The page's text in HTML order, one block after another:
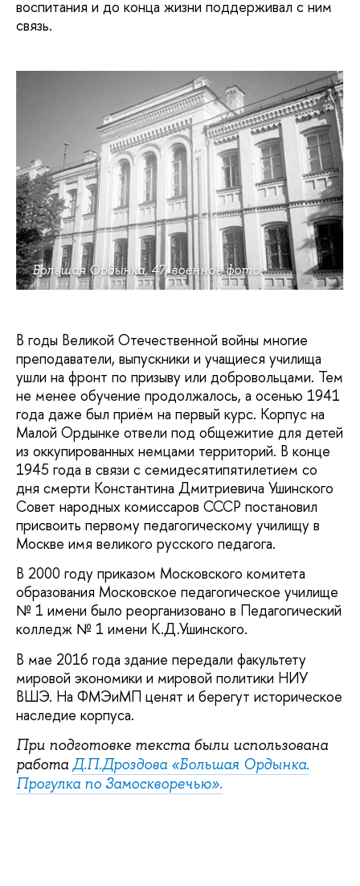
воспитания и до конца жизни поддерживал с ним
связь.
Большая Ордынка, 47, военное фото.
В годы Великой Отечественной войны многие
преподаватели, выпускники и учащиеся училища
ушли на фронт по призыву или добровольцами. Тем
не менее обучение продолжалось, а осенью 1941
года даже был приём на первый курс. Корпус на
Малой Ордынке отвели под общежитие для детей
из оккупированных немцами территорий. В конце
1945 года в связи с семидесятипятилетием со
дня смерти Константина Дмитриевича Ушинского
Совет народных комиссаров СССР постановил
присвоить первому педагогическому училищу в
Москве имя великого русского педагога.
В 2000 году приказом Московского комитета
образования Московское педагогическое училище
№ 1 имени было реорганизовано в Педагогический
колледж № 1 имени К.Д.Ушинского.
В мае 2016 года здание передали факультету
мировой экономики и мировой политики НИУ
ВШЭ. На ФМЭиМП ценят и берегут историческое
наследие корпуса.
При подготовке текста были использована
работаД.П.Дроздова «Большая Ордынка.
Прогулка по Замоскворечью».